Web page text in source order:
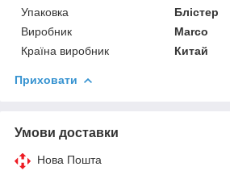
Упаковка
Блістер
Виробник
Marco
Країна виробник
Китай
Приховати
Умови доставки
Нова Пошта